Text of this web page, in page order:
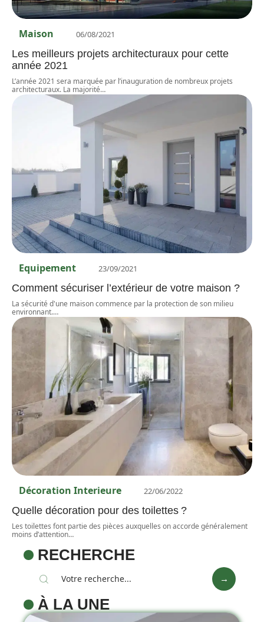
Maison 06/08/2021
Les meilleurs projets architecturaux pour cette
année 2021
L’année 2021 sera marquée par l’inauguration de nombreux projets
architecturaux. La majorité…
Equipement 23/09/2021
Comment sécuriser l’extérieur de votre maison ?
La sécurité d'une maison commence par la protection de son milieu
environnant.…
Décoration Interieure 22/06/2022
Quelle décoration pour des toilettes ?
Les toilettes font partie des pièces auxquelles on accorde généralement
moins d’attention…
RECHERCHE
À LA UNE